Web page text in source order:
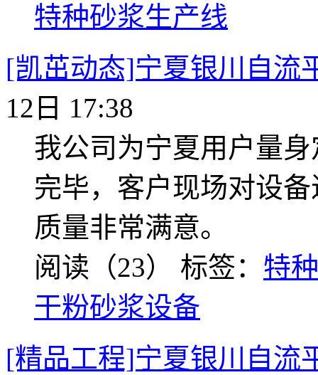
特种砂浆生产线
[凯茁动态]宁夏银川自流
12日 17:38
我公司为宁夏用户量
完毕，客户现场对设
质量非常满意。
阅读（23） 标签： 特
干粉砂浆设备
[精品工程]宁夏银川自流